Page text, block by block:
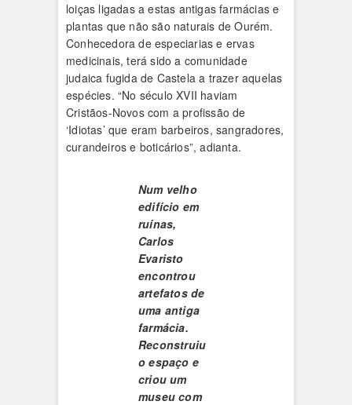
loiças ligadas a estas antigas farmácias e
plantas que não são naturais de Ourém.
Conhecedora de especiarias e ervas
medicinais, terá sido a comunidade
judaica fugida de Castela a trazer aquelas
espécies. “No século XVII haviam
Cristãos-Novos com a profissão de
‘Idiotas’ que eram barbeiros, sangradores,
curandeiros e boticários”, adianta.
Num velho
edifício em
ruínas,
Carlos
Evaristo
encontrou
artefatos de
uma antiga
farmácia.
Reconstruiu
o espaço e
criou um
museu com